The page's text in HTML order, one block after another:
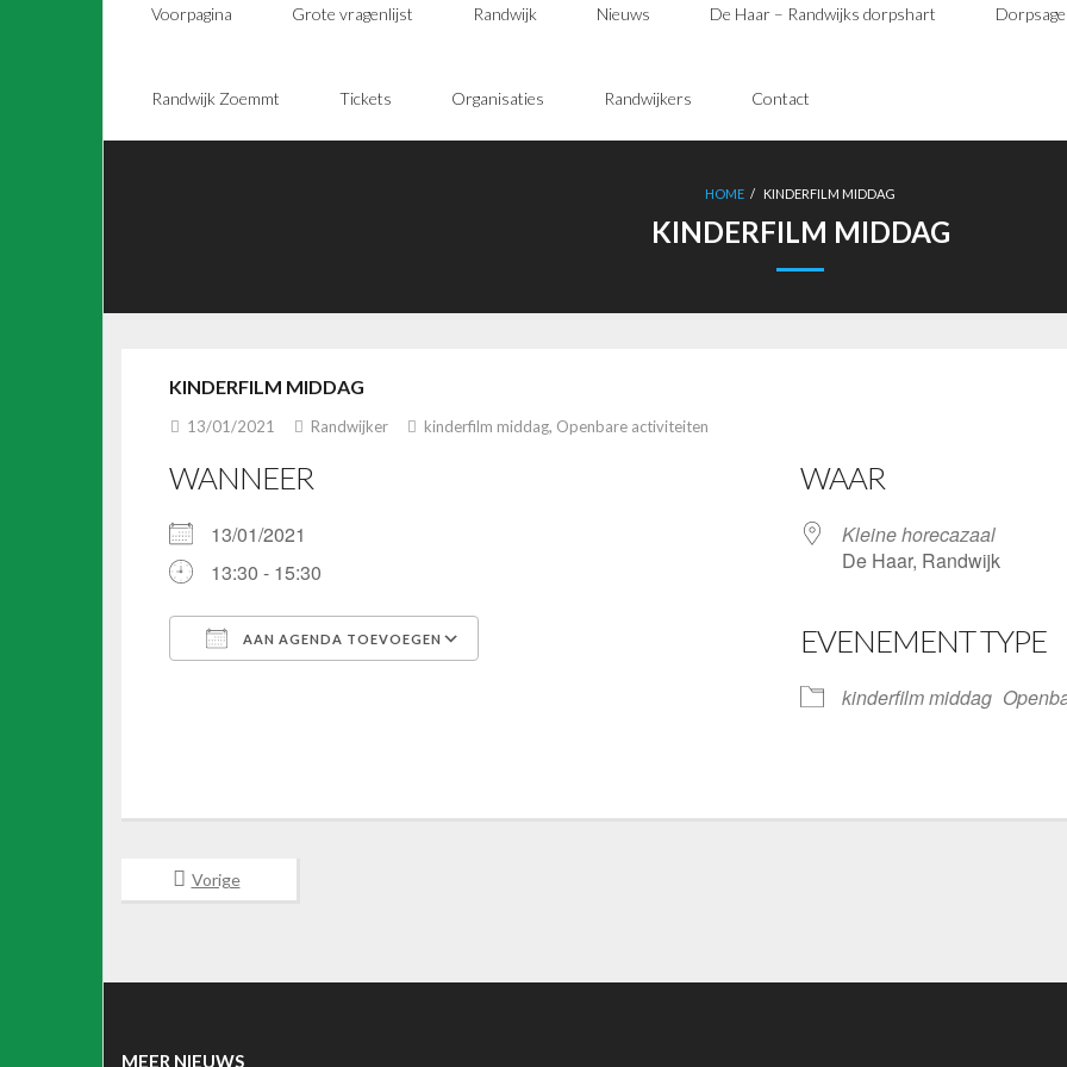
Voorpagina Grote vragenlijst Randwijk Nieuws De Haar – Randwijks dorpshart
Randwijk Zoemmt Tickets Organisaties Randwijkers Contact
HOME / KINDERFILM MIDDAG
KINDERFILM MIDDAG
KINDERFILM MIDDAG
13/01/2021 Randwijker kinderfilm middag, Openbare activiteiten
WANNEER
13/01/2021
13:30 - 15:30
AAN AGENDA TOEVOEGEN
WAAR
Kleine horecazaal
De Haar, Randwijk
EVENEMENT TYPE
kinderfilm middag
Vorige
MEER NIEUWS